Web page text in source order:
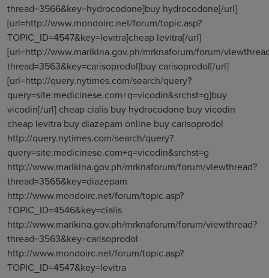
thread=3566&key=hydrocodone]buy hydrocodone[/url]
[url=http://www.mondoirc.net/forum/topic.asp?
TOPIC_ID=4547&key=levitra]cheap levitra[/url]
[url=http://www.marikina.gov.ph/mrknaforum/forum/
thread=3563&key=carisoprodol]buy carisoprodol[/url]
[url=http://query.nytimes.com/search/query?
query=site:medicinese.com+q=vicodin&srchst=g]buy
vicodin[/url] cheap cialis buy hydrocodone buy vicodin
cheap levitra buy diazepam online buy carisoprodol
http://query.nytimes.com/search/query?
query=site:medicinese.com+q=vicodin&srchst=g
http://www.marikina.gov.ph/mrknaforum/forum/viewthread?
thread=3565&key=diazepam
http://www.mondoirc.net/forum/topic.asp?
TOPIC_ID=4546&key=cialis
http://www.marikina.gov.ph/mrknaforum/forum/viewthread?
thread=3563&key=carisoprodol
http://www.mondoirc.net/forum/topic.asp?
TOPIC_ID=4547&key=levitra